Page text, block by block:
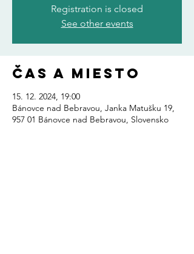
Registration is closed
See other events
Čas a miesto
15. 12. 2024, 19:00
Bánovce nad Bebravou, Janka Matušku 19,
957 01 Bánovce nad Bebravou, Slovensko